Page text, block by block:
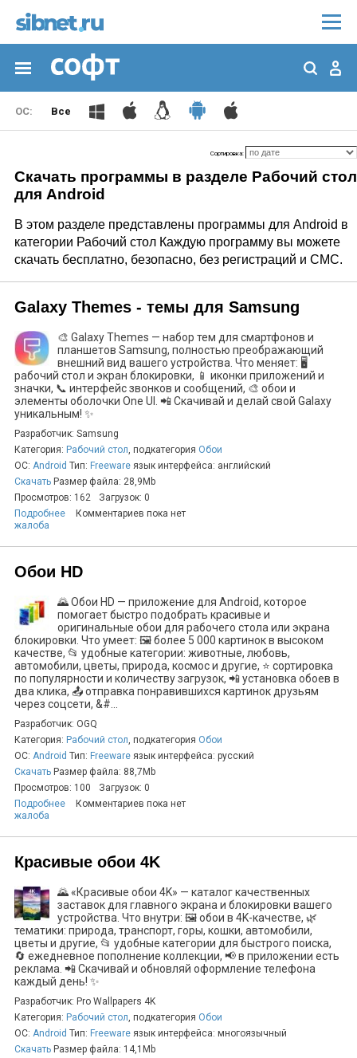
Все
Сортировка:
Скачать программы в разделе Рабочий стол
для Android
В этом разделе представлены программы для Android в
категории Рабочий стол Каждую программу вы можете
скачать бесплатно, безопасно, без регистраций и СМС.
Galaxy Themes - темы для Samsung
🎨 Galaxy Themes — набор тем для смартфонов и
планшетов Samsung, полностью преображающий
внешний вид вашего устройства. Что меняет: 🖥️
рабочий стол и экран блокировки, 📱 иконки приложений и
значки, 📞 интерфейс звонков и сообщений, 🎨 обои и
элементы оболочки One UI. 📲 Скачивай и делай свой Galaxy
уникальным! ✨
Разработчик: Samsung
Категория: Рабочий стол, подкатегория Обои
ОС: Android Тип: Freeware язык интерфейса: английский
Скачать Размер файла: 28,9Mb
Просмотров: 162
Загрузок: 0
Подробнее
Комментариев пока нет
жалоба
Обои HD
🌄 Обои HD — приложение для Android, которое
помогает быстро подобрать красивые и
оригинальные обои для рабочего стола или экрана
блокировки. Что умеет: 🖼️ более 5 000 картинок в высоком
качестве, 📂 удобные категории: животные, любовь,
автомобили, цветы, природа, космос и другие, ⭐ сортировка
по популярности и количеству загрузок, 📲 установка обоев в
два клика, 📤 отправка понравившихся картинок друзьям
через соцсети, &#...
Разработчик: OGQ
Категория: Рабочий стол, подкатегория Обои
ОС: Android Тип: Freeware язык интерфейса: русский
Скачать Размер файла: 88,7Mb
Просмотров: 100
Загрузок: 0
Подробнее
Комментариев пока нет
жалоба
Красивые обои 4K
🌄 «Красивые обои 4K» — каталог качественных
заставок для главного экрана и блокировки вашего
устройства. Что внутри: 🖼️ обои в 4K-качестве, 🌿
тематики: природа, транспорт, горы, кошки, автомобили,
цветы и другие, 📂 удобные категории для быстрого поиска,
🔄 ежедневное пополнение коллекции, 📢 в приложении есть
реклама. 📲 Скачивай и обновляй оформление телефона
каждый день! ✨
Разработчик: Pro Wallpapers 4K
Категория: Рабочий стол, подкатегория Обои
ОС: Android Тип: Freeware язык интерфейса: многоязычный
Скачать Размер файла: 14,1Mb